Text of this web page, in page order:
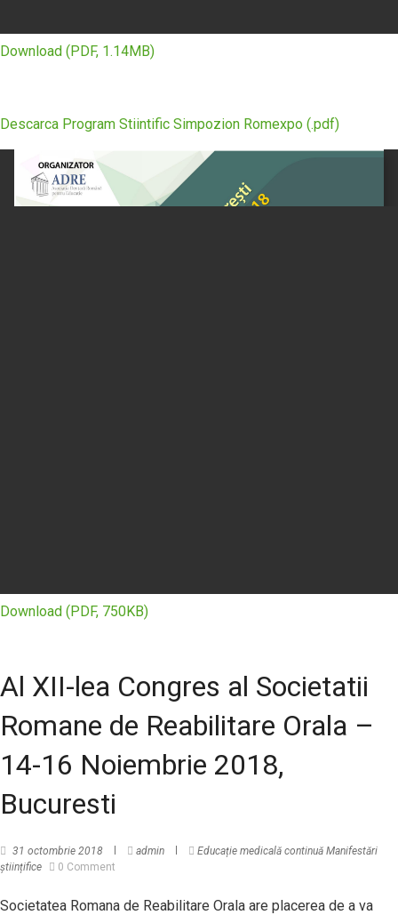
Download (PDF, 1.14MB)
Descarca Program Stiintific Simpozion Romexpo (.pdf)
Download (PDF, 750KB)
Al XII-lea Congres al Societatii
Romane de Reabilitare Orala –
14-16 Noiembrie 2018,
Bucuresti
31 octombrie 2018 admin Educație medicală continuă Manifestări
științifice
0 Comment
Societatea Romana de Reabilitare Orala are placerea de a va